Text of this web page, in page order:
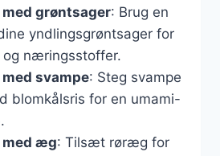
grøntsager: Brug en
yndlingsgrøntsager for
og næringsstoffer.
svampe: Steg svampe
blomkålsris for en umami-
med æg: Tilsæt røræg for